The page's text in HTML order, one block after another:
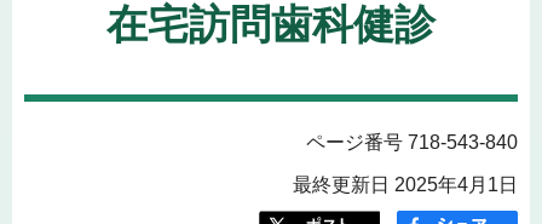
在宅訪問歯科健診
ページ番号 718-543-840
最終更新日 2025年4月1日